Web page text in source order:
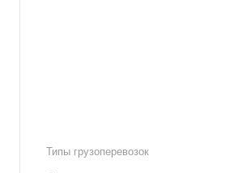
Типы грузоперевозок